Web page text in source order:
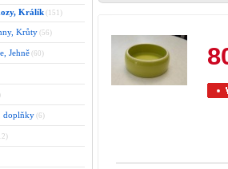
Králík (151)
Krůty (56)
Jehně(60)
(6)